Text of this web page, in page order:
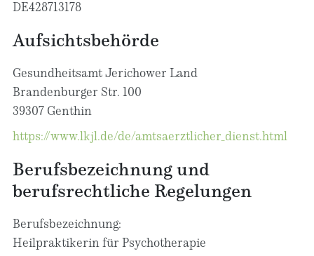
DE428713178
Aufsichtsbehörde
Gesundheitsamt Jerichower Land
Brandenburger Str. 100
39307 Genthin
https://www.lkjl.de/de/amtsaerztlicher_dienst.html
Berufsbezeichnung und
berufsrechtliche Regelungen
Berufsbezeichnung:
Heilpraktikerin für Psychotherapie